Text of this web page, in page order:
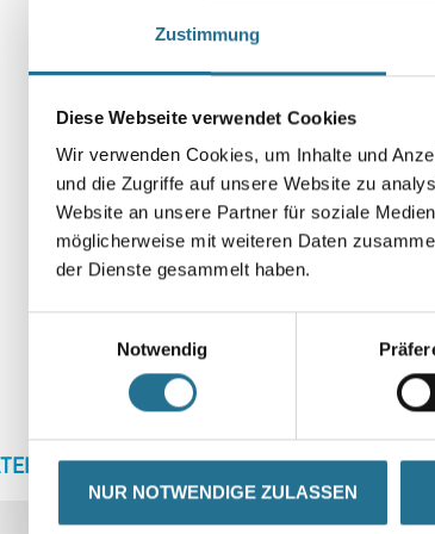
Zustimmung
Diese Webseite verwendet Cookies
Wir verwenden Cookies, um Inhalte und
und die Zugriffe auf unsere Website zu
Website an unsere Partner für soziale
möglicherweise mit weiteren Daten
der Dienste gesammelt haben.
Notwendig
NUR NOTWENDIGE ZULASSEN
ZUSATZINFOS